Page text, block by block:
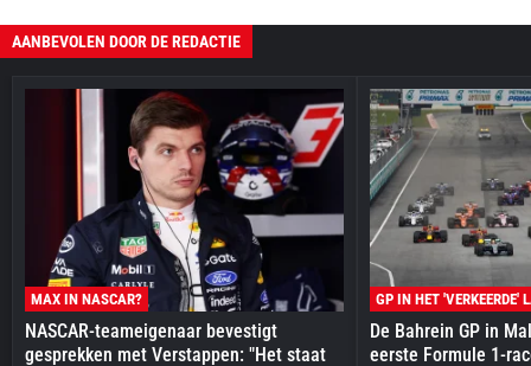
AANBEVOLEN DOOR DE REDACTIE
MAX IN NASCAR?
NASCAR-teameigenaar bevestigt
gesprekken met Verstappen: "Het staat
GP IN HET 'VERKEERDE'
De Bahrein GP in
eerste Formule 1-